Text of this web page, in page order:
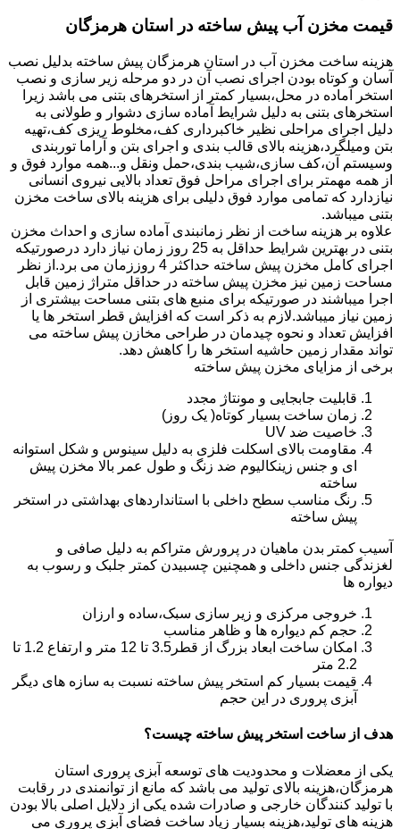
قیمت مخزن آب پیش ساخته در استان هرمزگان
هزینه ساخت مخزن آب در استان هرمزگان پیش ساخته بدلیل نصب
آسان و کوتاه بودن اجرای نصب آن در دو مرحله زیر سازی و نصب
استخر آماده در محل،بسیار کمتر از استخرهای بتنی می باشد زیرا
استخرهای بتنی به دلیل شرایط آماده سازی دشوار و طولانی به
دلیل اجرای مراحلی نظیر خاکبرداری کف،مخلوط ریزی کف،تهیه
بتن ومیلگرد،هزینه بالای قالب بندی و اجرای بتن و آراما توربندی
وسیستم آن،کف سازی،شیب بندی،حمل ونقل و...همه موارد فوق و
از همه مهمتر برای اجرای مراحل فوق تعداد بالایی نیروی انسانی
نیازدارد که تمامی موارد فوق دلیلی برای هزینه بالای ساخت مخزن
بتنی میباشد.
علاوه بر هزینه ساخت از نظر زمانبندی آماده سازی و احداث مخزن
بتنی در بهترین شرایط حداقل به 25 روز زمان نیاز دارد درصورتیکه
اجرای کامل مخزن پیش ساخته حداکثر 4 روززمان می برد.از نظر
مساحت زمین نیز مخزن پیش ساخته در حداقل متراژ زمین قابل
اجرا میباشند در صورتیکه برای منبع های بتنی مساحت بیشتری از
زمین نیاز میباشد.لازم به ذکر است که افزایش قطر استخر ها یا
افزایش تعداد و نحوه چیدمان در طراحی مخازن پیش ساخته می
تواند مقدار زمین حاشیه استخر ها را کاهش دهد.
برخی از مزایای مخزن پیش ساخته
قابلیت جابجایی و مونتاژ مجدد
زمان ساخت بسیار کوتاه( یک روز)
خاصیت ضد UV
مقاومت بالای اسکلت فلزی به دلیل سینوس و شکل استوانه
ای و جنس زینکالیوم ضد زنگ و طول عمر بالا مخزن پیش
ساخته
رنگ مناسب سطح داخلی با استانداردهای بهداشتی در استخر
پیش ساخته
آسیب کمتر بدن ماهیان در پرورش متراکم به دلیل صافی و
لغزندگی جنس داخلی و همچنین چسبیدن کمتر جلبک و رسوب به
دیواره ها
خروجی مرکزی و زیر سازی سبک،ساده و ارزان
حجم کم دیواره ها و ظاهر مناسب
امکان ساخت ابعاد بزرگ از قطر3.5 تا 12 متر و ارتفاع 1.2 تا
2.2 متر
قیمت بسیار کم استخر پیش ساخته نسبت به سازه های دیگر
آبزی پروری در این حجم
هدف از ساخت استخر پیش ساخته چیست؟
یکی از معضلات و محدودیت های توسعه آبزی پروری استان
هرمزگان،هزینه بالای تولید می باشد که مانع از توانمندی در رقابت
با تولید کنندگان خارجی و صادرات شده یکی از دلایل اصلی بالا بودن
هزینه های تولید،هزینه بسیار زیاد ساخت فضای آبزی پروری می